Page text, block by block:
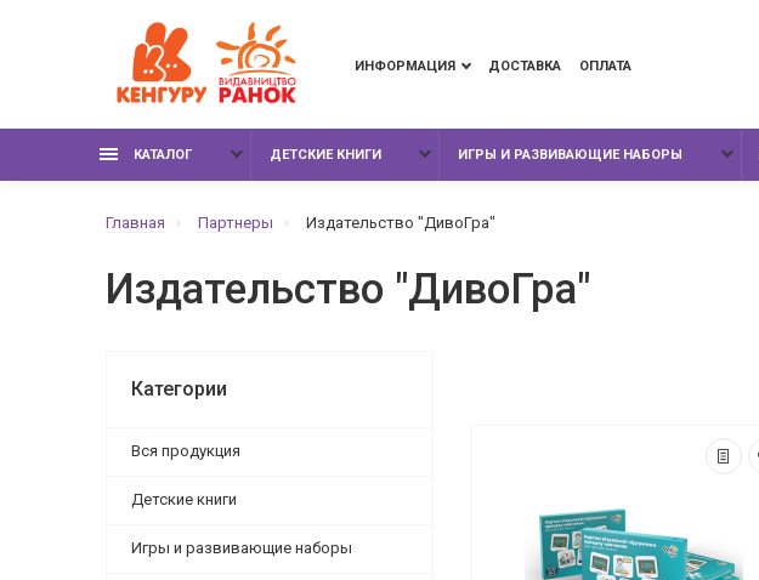
ИНФОРМАЦИЯ ДОСТАВКА ОПЛАТА
КАТАЛОГ ДЕТСКИЕ КНИГИ ИГРЫ И РАЗВИВАЮЩИЕ НАБОРЫ
Главная Партнеры Издательство "ДивоГра"
Издательство "ДивоГра"
Категории
Вся продукция
Детские книги
Игры и развивающие наборы